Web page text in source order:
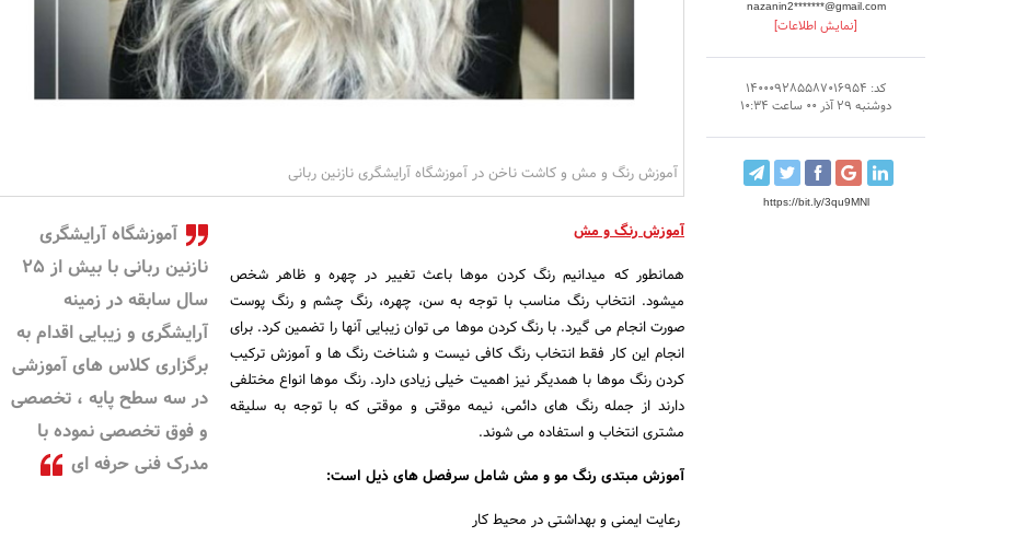
nazanin2*******@gmail.com
[نمایش اطلاعات]
کد: 140009285587016954
دوشنبه 29 آذر 00 ساعت 10:34
https://bit.ly/3qu9MNl
آموزش رنگ و مش و کاشت ناخن در آموزشگاه آرایشگری نازنین ربانی
آموزشگاه آرایشگری
نازنین ربانی با بیش از 25
سال سابقه در زمینه
آرایشگری و زیبایی اقدام به
برگزاری کلاس های آموزشی
در سه سطح پایه ، تخصصی
و فوق تخصصی نموده با
مدرک فنی حرفه ای
آموزش رنگ و مش
همانطور که میدانیم رنگ کردن موها باعث تغییر در چهره و ظاهر شخص
میشود. انتخاب رنگ مناسب با توجه به سن، چهره، رنگ چشم و رنگ پوست
صورت انجام می گیرد. با رنگ کردن موها می توان زیبایی آنها را تضمین کرد. برای
انجام این کار فقط انتخاب رنگ کافی نیست و شناخت رنگ ها و آموزش ترکیب
کردن رنگ موها با همدیگر نیز اهمیت خیلی زیادی دارد. رنگ موها انواع مختلفی
دارند از جمله رنگ های دائمی، نیمه موقتی و موقتی که با توجه به سلیقه
مشتری انتخاب و استفاده می شوند.
آموزش مبتدی رنگ مو و مش شامل سرفصل های ذیل است:
رعایت ایمنی و بهداشتی در محیط کار